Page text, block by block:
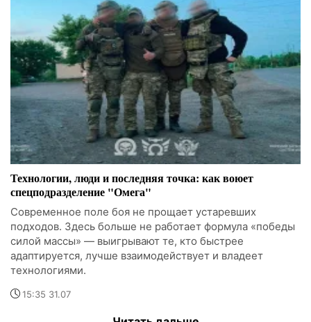
Технологии, люди и последняя точка: как воюет
спецподразделение "Омега"
Современное поле боя не прощает устаревших
подходов. Здесь больше не работает формула «победы
силой массы» — выигрывают те, кто быстрее
адаптируется, лучше взаимодействует и владеет
технологиями.
15:35 31.07